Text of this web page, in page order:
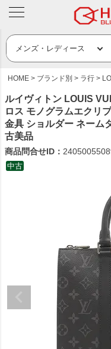
HOME ブランド別 ラ行
ルイヴィトン LOUIS
ロス モノグラムエクリ
金具 ショルダー ネーム
古美品
商品問合せID：
中古